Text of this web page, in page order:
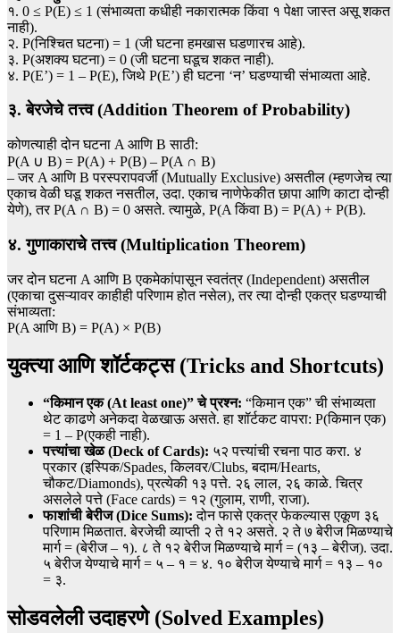
१. 0 ≤ P(E) ≤ 1 (संभाव्यता कधीही नकारात्मक किंवा १ पेक्षा जास्त असू शकत
नाही).
२. P(निश्चित घटना) = 1 (जी घटना हमखास घडणारच आहे).
३. P(अशक्य घटना) = 0 (जी घटना घडूच शकत नाही).
४. P(E’) = 1 – P(E), जिथे P(E’) ही घटना ‘न’ घडण्याची संभाव्यता आहे.
३. बेरजेचे तत्त्व (Addition Theorem of Probability)
कोणत्याही दोन घटना A आणि B साठी:
P(A ∪ B) = P(A) + P(B) – P(A ∩ B)
– जर A आणि B परस्परापवर्जी (Mutually Exclusive) असतील (म्हणजेच त्या
एकाच वेळी घडू शकत नसतील, उदा. एकाच नाणेफेकीत छापा आणि काटा दोन्ही
येणे), तर P(A ∩ B) = 0 असते. त्यामुळे, P(A किंवा B) = P(A) + P(B).
४. गुणाकाराचे तत्त्व (Multiplication Theorem)
जर दोन घटना A आणि B एकमेकांपासून स्वतंत्र (Independent) असतील
(एकाचा दुसऱ्यावर काहीही परिणाम होत नसेल), तर त्या दोन्ही एकत्र घडण्याची
संभाव्यता:
P(A आणि B) = P(A) × P(B)
युक्त्या आणि शॉर्टकट्स (Tricks and Shortcuts)
“किमान एक (At least one)” चे प्रश्न: “किमान एक” ची संभाव्यता
थेट काढणे अनेकदा वेळखाऊ असते. हा शॉर्टकट वापरा: P(किमान एक)
= 1 – P(एकही नाही).
पत्त्यांचा खेळ (Deck of Cards): ५२ पत्त्यांची रचना पाठ करा. ४
प्रकार (इस्पिक/Spades, किलवर/Clubs, बदाम/Hearts,
चौकट/Diamonds), प्रत्येकी १३ पत्ते. २६ लाल, २६ काळे. चित्र
असलेले पत्ते (Face cards) = १२ (गुलाम, राणी, राजा).
फाशांची बेरीज (Dice Sums): दोन फासे एकत्र फेकल्यास एकूण ३६
परिणाम मिळतात. बेरजेची व्याप्ती २ ते १२ असते. २ ते ७ बेरीज मिळण्याचे
मार्ग = (बेरीज – १). ८ ते १२ बेरीज मिळण्याचे मार्ग = (१३ – बेरीज). उदा.
५ बेरीज येण्याचे मार्ग = ५ – १ = ४. १० बेरीज येण्याचे मार्ग = १३ – १०
= ३.
सोडवलेली उदाहरणे (Solved Examples)